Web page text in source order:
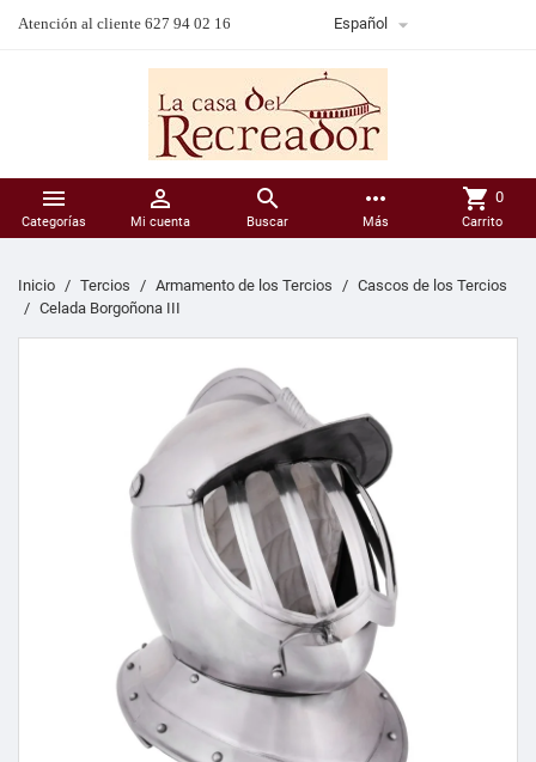
Atención al cliente 627 94 02 16 Español 

Categorías

Mi cuenta

Buscar
more_horiz
Más
shopping_cart 0
Carrito
Inicio Tercios Armamento de los Tercios
Cascos de los Tercios
Celada Borgoñona III